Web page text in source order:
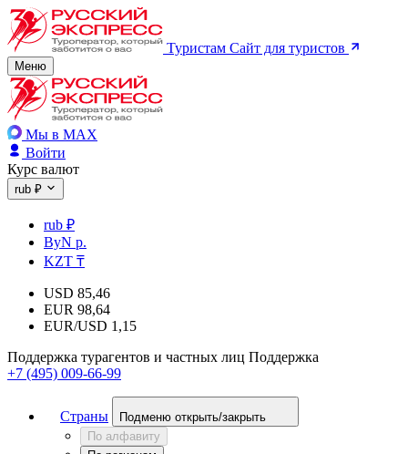
Туристам Сайт для туристов
Меню
Мы в MAX
Войти
Курс валют
rub ₽
rub ₽
ByN р.
KZT ₸
USD 85,46
EUR 98,64
EUR/USD 1,15
Поддержка турагентов и частных лиц Поддержка
+7 (495) 009-66-99
Страны
Подменю открыть/закрыть
По алфавиту